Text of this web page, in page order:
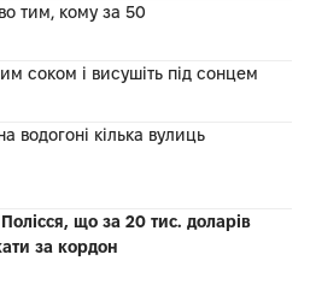
тим, кому за 50
соком і висушіть під сонцем
водогоні кілька вулиць
що за 20 тис. доларів
за кордон